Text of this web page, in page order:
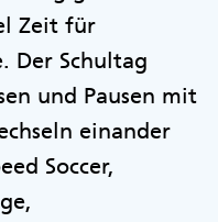
Zeit für
Der Schultag
und Pausen mit
einander
Soccer,